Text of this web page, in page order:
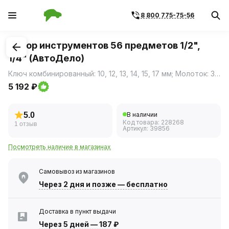
8 800 775-75-56
1/1
Набор инструментов 56 предметов 1/2",
1/4" (АвтоДело)
Ключ комбинированный: 10, 12, 13, 14, 15, 17 мм; Молоток: 300г; Отвертки крестовые Philips: 6х40, 6х100, 8х200 мм; Отвертки шлицевые SL: 6х100, 6х40 мм; Плоскогубцы: 180 мм; Плоскогубцы переставные: 250 мм; Шестигранник L-образный: 1.5, 2, 3, 4 мм; Инструмент с присоединительным квадратом: 1/4 6 мм; Головка торцевая 1/4: 8, 9, 10, 11, 12, 13мм.; Отвертка-вороток: 150мм.; Переходник: 1/4-1/4; Инструмент с присоединительным квадратом: 1/2 12,5 мм; Головка торцевая: 10, 11, 12, 13, 15, 17, 19, 22, 24, 27мм; Головка свечная высокая с резиновым фиксатором: 16, 22 мм; Трещотка: 250мм, 45 зубцов, мин.
5 192 ₽
5.0
1 отзыв
В наличии
Код товара: 228268
Артикул: 39856
Посмотреть наличие в магазинах
Самовывоз из магазинов
Через 2 дня и позже — бесплатно
Доставка в пункт выдачи
Через 5 дней —187 ₽